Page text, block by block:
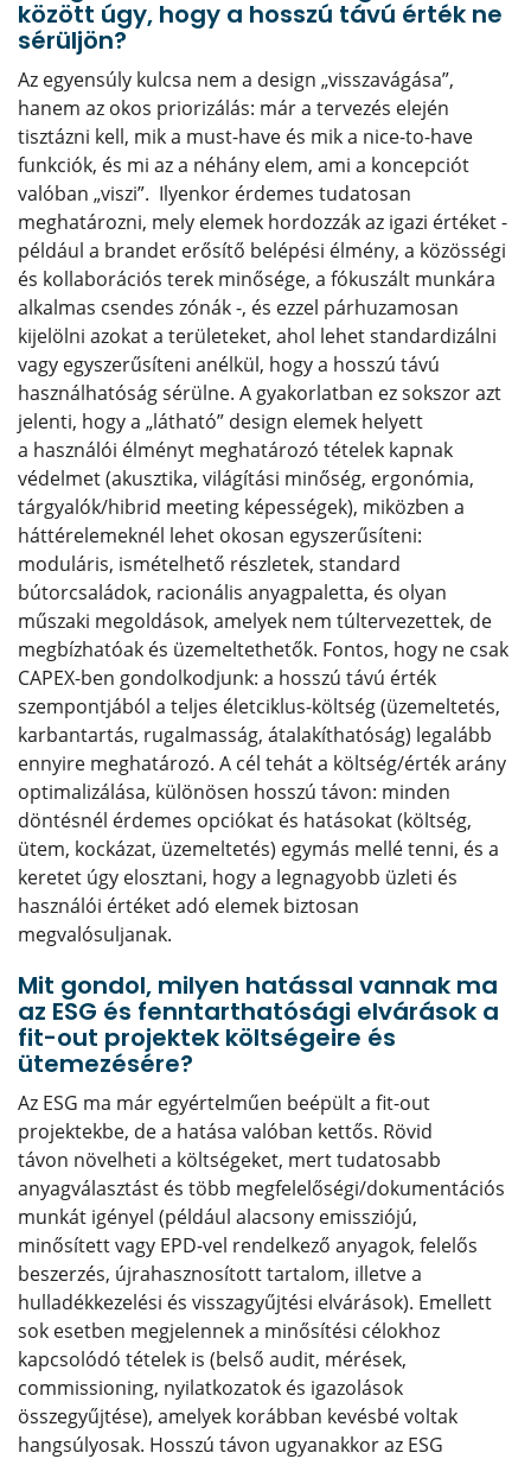
között úgy, hogy a hosszú távú érték ne
sérüljön?
Az egyensúly kulcsa nem a design „visszavágása”,
hanem az okos priorizálás: már a tervezés elején
tisztázni kell, mik a must-have és mik a nice-to-have
funkciók, és mi az a néhány elem, ami a koncepciót
valóban „viszi”. Ilyenkor érdemes tudatosan
meghatározni, mely elemek hordozzák az igazi értéket -
például a brandet erősítő belépési élmény, a közösségi
és kollaborációs terek minősége, a fókuszált munkára
alkalmas csendes zónák -, és ezzel párhuzamosan
kijelölni azokat a területeket, ahol lehet standardizálni
vagy egyszerűsíteni anélkül, hogy a hosszú távú
használhatóság sérülne. A gyakorlatban ez sokszor azt
jelenti, hogy a „látható” design elemek helyett
a használói élményt meghatározó tételek kapnak
védelmet (akusztika, világítási minőség, ergonómia,
tárgyalók/hibrid meeting képességek), miközben a
háttérelemeknél lehet okosan egyszerűsíteni:
moduláris, ismételhető részletek, standard
bútorcsaládok, racionális anyagpaletta, és olyan
műszaki megoldások, amelyek nem túltervezettek, de
megbízhatóak és üzemeltethetők. Fontos, hogy ne csak
CAPEX-ben gondolkodjunk: a hosszú távú érték
szempontjából a teljes életciklus-költség (üzemeltetés,
karbantartás, rugalmasság, átalakíthatóság) legalább
ennyire meghatározó. A cél tehát a költség/érték arány
optimalizálása, különösen hosszú távon: minden
döntésnél érdemes opciókat és hatásokat (költség,
ütem, kockázat, üzemeltetés) egymás mellé tenni, és a
keretet úgy elosztani, hogy a legnagyobb üzleti és
használói értéket adó elemek biztosan
megvalósuljanak.
Mit gondol, milyen hatással vannak ma
az ESG és fenntarthatósági elvárások a
fit-out projektek költségeire és
ütemezésére?
Az ESG ma már egyértelműen beépült a fit-out
projektekbe, de a hatása valóban kettős. Rövid
távon növelheti a költségeket, mert tudatosabb
anyagválasztást és több megfelelőségi/dokumentációs
munkát igényel (például alacsony emissziójú,
minősített vagy EPD-vel rendelkező anyagok, felelős
beszerzés, újrahasznosított tartalom, illetve a
hulladékkezelési és visszagyűjtési elvárások). Emellett
sok esetben megjelennek a minősítési célokhoz
kapcsolódó tételek is (belső audit, mérések,
commissioning, nyilatkozatok és igazolások
összegyűjtése), amelyek korábban kevésbé voltak
hangsúlyosak. Hosszú távon ugyanakkor az ESG